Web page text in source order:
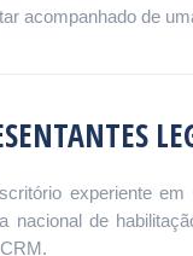
acompanhado de
experiente
nacional de